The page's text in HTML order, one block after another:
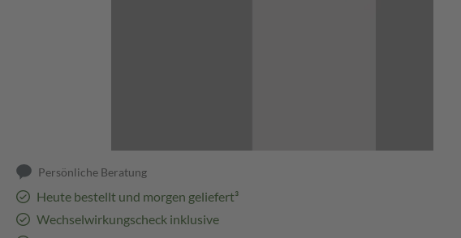
Persönliche Beratung
Heute bestellt und morgen geliefert³
Wechselwirkungscheck inklusive